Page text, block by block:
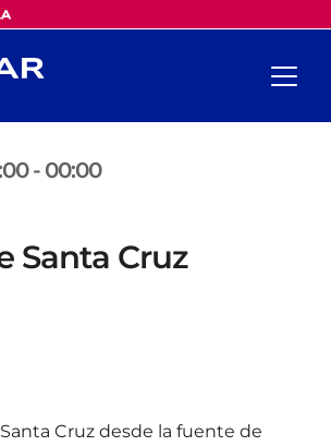
- 00:00
Santa Cruz
Cruz desde la fuente de